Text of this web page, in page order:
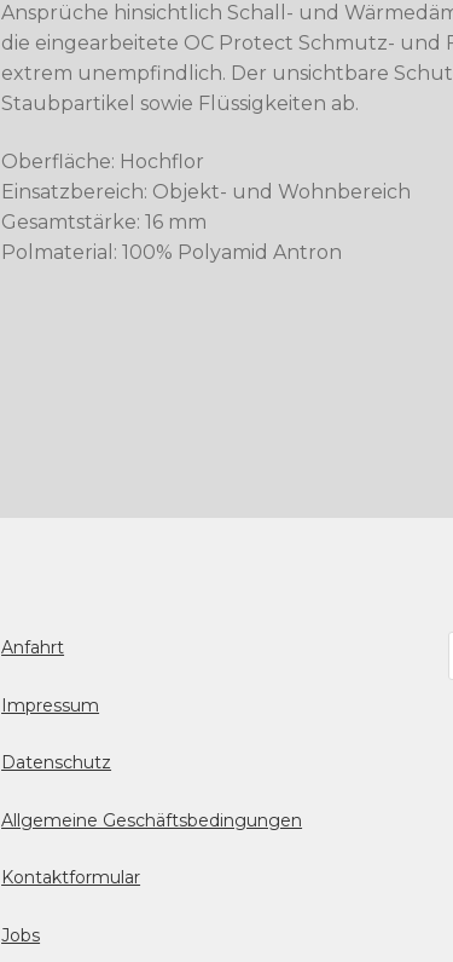
Ansprüche hinsichtlich Schall- und
die eingearbeitete OC Protect Schmutz- und
extrem unempfindlich. Der unsichtbare
Staubpartikel sowie Flüssigkeiten ab.
Oberfläche: Hochflor
Einsatzbereich: Objekt- und Wohnbereich
Gesamtstärke: 16 mm
Polmaterial: 100% Polyamid Antron
Anfahrt
Impressum
Datenschutz
Allgemeine Geschäftsbedingungen
Kontaktformular
Jobs